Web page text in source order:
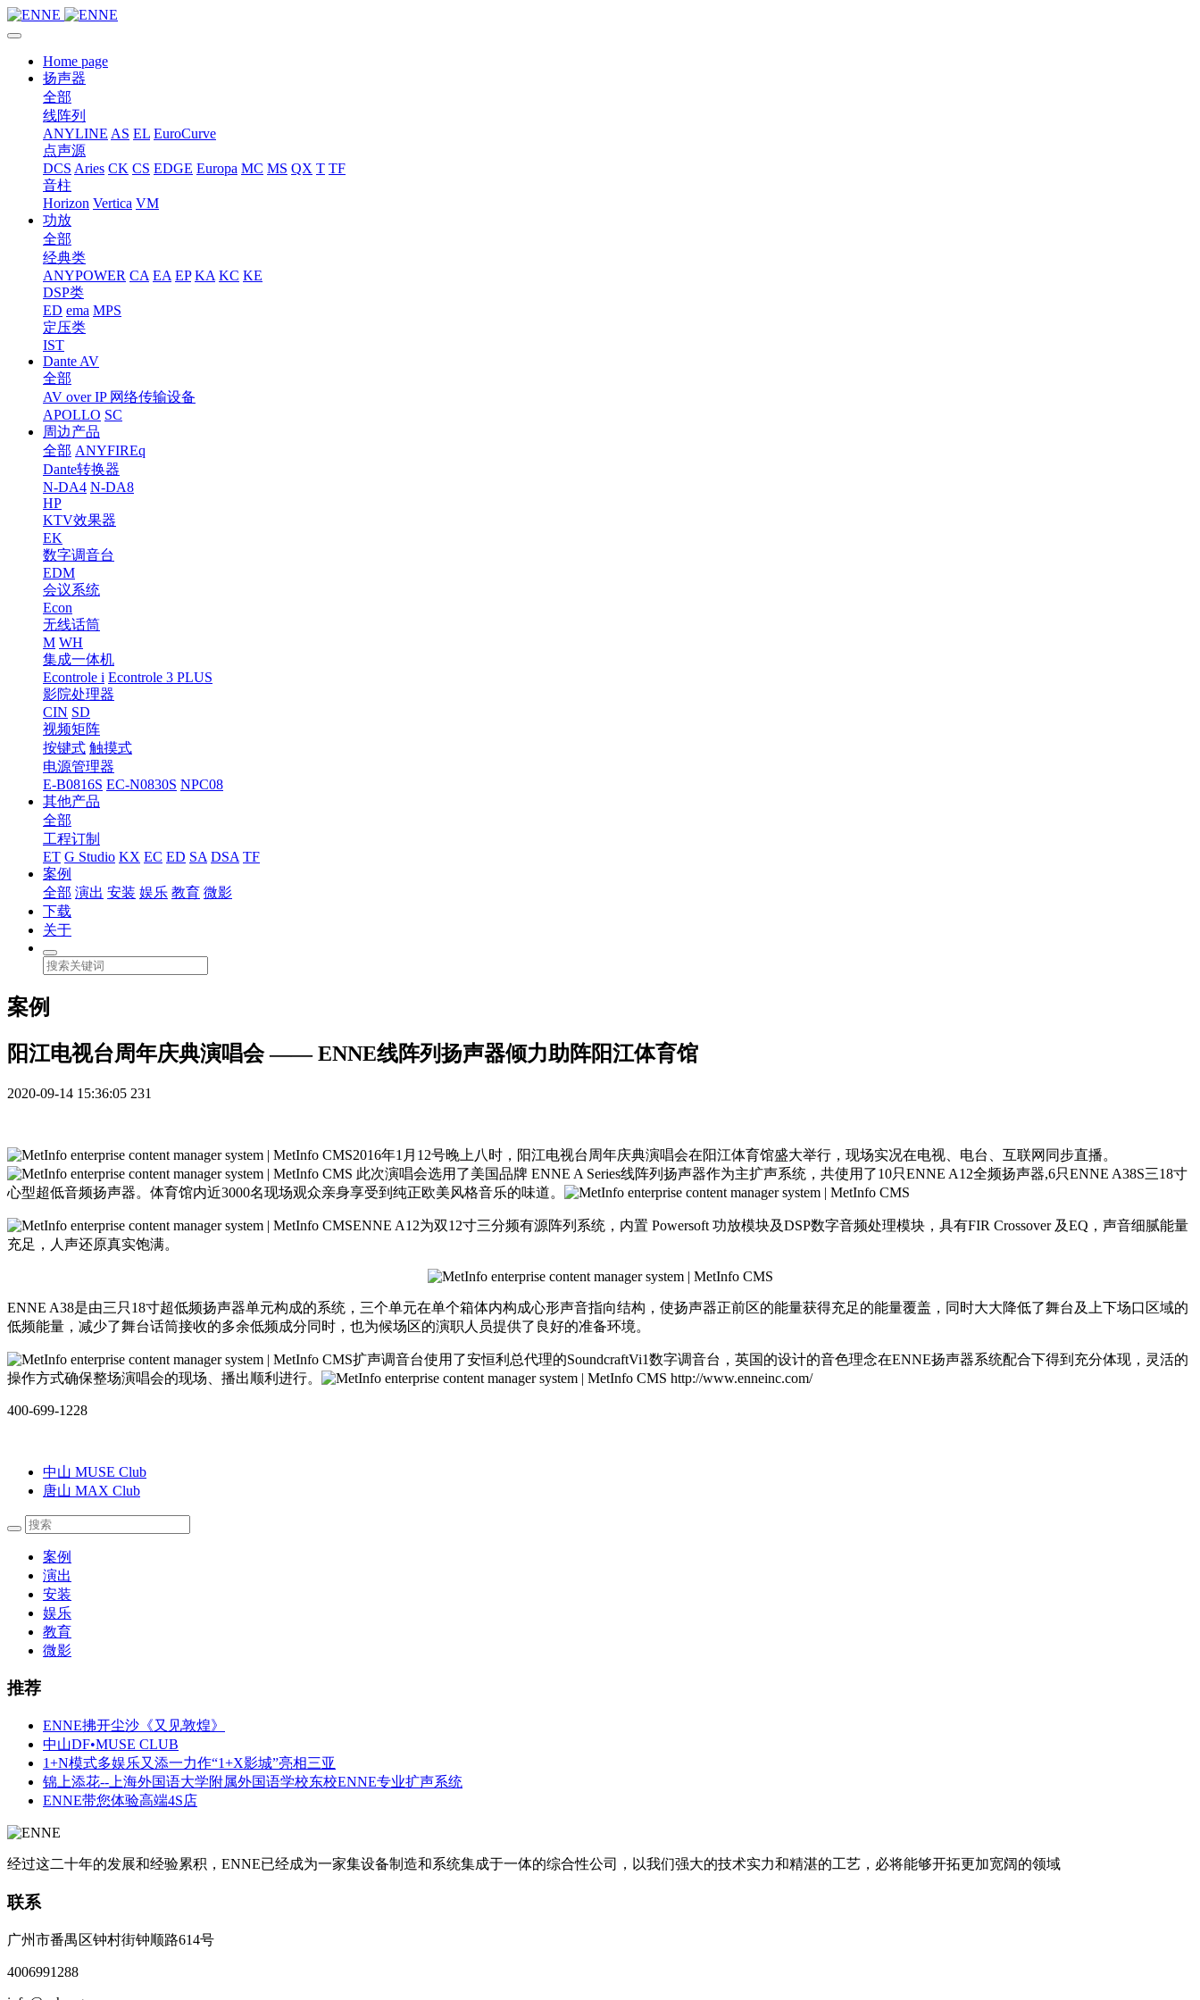
Home page
扬声器
全部
线阵列
ANYLINE AS EL EuroCurve
点声源
DCS Aries CK CS EDGE Europa MC MS QX T TF
音柱
Horizon Vertica VM
功放
全部
经典类
ANYPOWER CA EA EP KA KC KE
DSP类
ED ema MPS
定压类
IST
Dante AV
全部
AV over IP 网络传输设备
APOLLO SC
周边产品
全部 ANYFIREq
Dante转换器
N-DA4 N-DA8
HP
KTV效果器
EK
数字调音台
EDM
会议系统
Econ
无线话筒
M WH
集成一体机
Econtrole i Econtrole 3 PLUS
影院处理器
CIN SD
视频矩阵
按键式 触摸式
电源管理器
E-B0816S EC-N0830S NPC08
其他产品
全部
工程订制
ET G Studio KX EC ED SA DSA TF
案例
全部 演出 安装 娱乐 教育 微影
下载
关于
案例
阳江电视台周年庆典演唱会 —— ENNE线阵列扬声器倾力助阵阳江体育馆
2020-09-14 15:36:05 231
2016年1月12号晚上八时，阳江电视台周年庆典演唱会在阳江体育馆盛大举行，现场实况在电视、电台、互联网同步直播。
此次演唱会选用了美国品牌 ENNE A Series线阵列扬声器作为主扩声系统，共使用了10只ENNE A12全频扬声器,6只ENNE A38S三18寸
心型超低音频扬声器。体育馆内近3000名现场观众亲身享受到纯正欧美风格音乐的味道。
ENNE A12为双12寸三分频有源阵列系统，内置 Powersoft 功放模块及DSP数字音频处理模块，具有FIR Crossover 及EQ，声音细腻能量
充足，人声还原真实饱满。
ENNE A38是由三只18寸超低频扬声器单元构成的系统，三个单元在单个箱体内构成心形声音指向结构，使扬声器正前区的能量获得充足的能量覆盖，同时大大降低了舞台及上下场口区域的
低频能量，减少了舞台话筒接收的多余低频成分同时，也为候场区的演职人员提供了良好的准备环境。
扩声调音台使用了安恒利总代理的SoundcraftVi1数字调音台，英国的设计的音色理念在ENNE扬声器系统配合下得到充分体现，灵活的
操作方式确保整场演唱会的现场、播出顺利进行。
http://www.enneinc.com/
400-699-1228
中山 MUSE Club
唐山 MAX Club
案例
演出
安装
娱乐
教育
微影
推荐
ENNE拂开尘沙《又见敦煌》
中山DF•MUSE CLUB
1+N模式多娱乐又添一力作“1+X影城”亮相三亚
锦上添花--上海外国语大学附属外国语学校东校ENNE专业扩声系统
ENNE带您体验高端4S店
经过这二十年的发展和经验累积，ENNE已经成为一家集设备制造和系统集成于一体的综合性公司，以我们强大的技术实力和精湛的工艺，必将能够开拓更加宽阔的领域
联系
广州市番禺区钟村街钟顺路614号
4006991288